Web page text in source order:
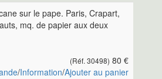
sur le pape. Paris, Crapart,
mq. de papier aux deux
(Réf. 30498) 80 €
/Information/Ajouter au panier